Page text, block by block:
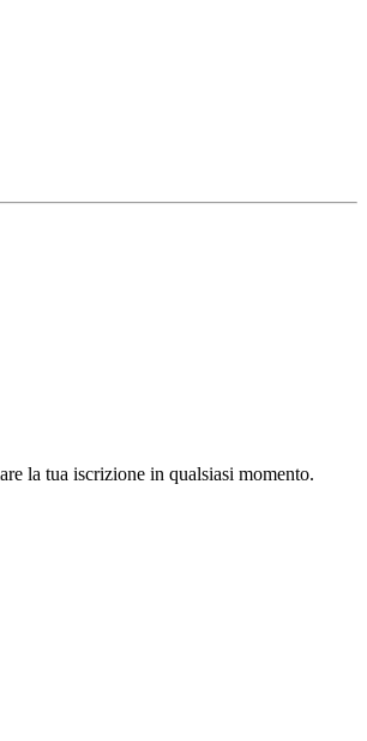
la tua iscrizione in qualsiasi momento.